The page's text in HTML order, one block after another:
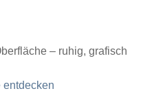
– ruhig, grafisch